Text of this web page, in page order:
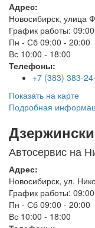
Адрес:
Новосибирск, улица
График работы:
Пн - Сб 09:00 - 20:00
Вс 10:00 - 18:00
Телефоны:
+7 (383) 383-
Показать на карте
Подробная
Автосервис на
Адрес:
Новосибирск, ул.
График работы:
Пн - Сб 09:00 - 20:00
Вс 10:00 - 18:00